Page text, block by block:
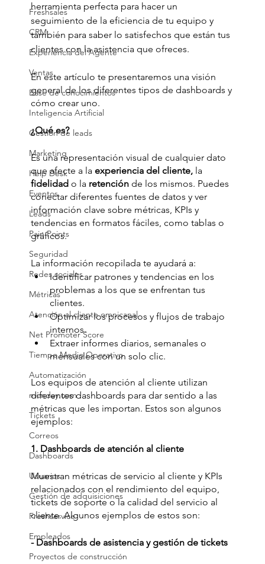
Freshsales
CRM
Experiencia del Agente
Ventas
Base de conocimientos
Inteligencia Artificial
Gestión de leads
Marketing
Help Desk
Eventos
Leads
Pain Points
Seguridad
Redes sociales
Métricas
Atención al cliente omnicanal
Net Promoter Score
Tiempo Medio Operativo
Automatización
monday.com
Tickets
Correos
Dashboards
Usuarios
Gestión de adquisiciones
Freshservice
Empleados
Proyectos de construcción
herramienta perfecta para hacer un
seguimiento de la eficiencia de tu equipo y
también para saber lo satisfechos que están tus
clientes con la asistencia que ofreces.
En este artículo te presentaremos una visión
general de los diferentes tipos de dashboards y
cómo crear uno.
¿Qué es?
Es una representación visual de cualquier dato
que afecte a la experiencia del cliente, la
fidelidad o la retención de los mismos. Puedes
conectar diferentes fuentes de datos y ver
información clave sobre métricas, KPIs y
tendencias en formatos fáciles, como tablas o
gráficos.
La información recopilada te ayudará a:
Identificar patrones y tendencias en los
problemas a los que se enfrentan tus
clientes.
Optimizar los procesos y flujos de trabajo
internos.
Extraer informes diarios, semanales o
mensuales con un solo clic.
Los equipos de atención al cliente utilizan
diferentes dashboards para dar sentido a las
métricas que les importan. Estos son algunos
ejemplos:
1. Dashboards de atención al cliente
Muestran métricas de servicio al cliente y KPIs
relacionados con el rendimiento del equipo,
tickets de soporte o la calidad del servicio al
cliente. Algunos ejemplos de estos son:
- Dashboards de asistencia y gestión de tickets